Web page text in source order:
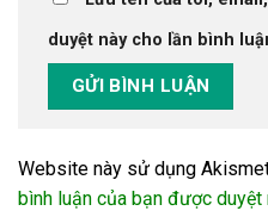
duyệt này cho lần bình
Website này sử dụng
bình luận của bạn được duyệt